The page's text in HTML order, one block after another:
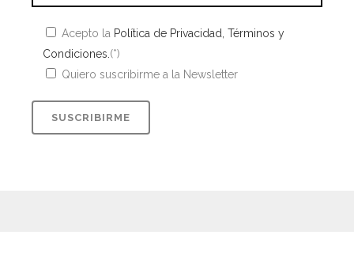
Acepto la Política de Privacidad, Términos y
Condiciones.(*)
Quiero suscribirme a la Newsletter